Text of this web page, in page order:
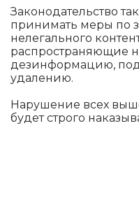
Законодательство
принимать меры по
нелегального
распространяющие
дезинформацию,
удалению.
Нарушение всех
будет строго